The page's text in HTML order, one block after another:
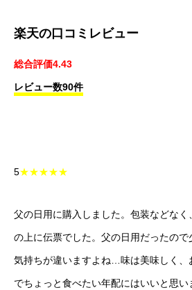
楽天の口コミレビュー
総合評価4.43
レビュー数90件
5★★★★★
父の日用に購入しました。包装などな
の上に伝票でした。父の日用だったので
気持ちが違いますよね…味は美味しく、
でちょっと食べたい年配にはいいと思い